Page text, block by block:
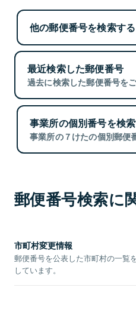
他の郵便番号を検索する
最近検索した郵便番号
過去に検索した郵便番号を
事業所の個別番号を検
事業所の７けたの個別郵便
郵便番号検索に
市町村変更情報
郵便番号を公表した市町村の一覧
しています。